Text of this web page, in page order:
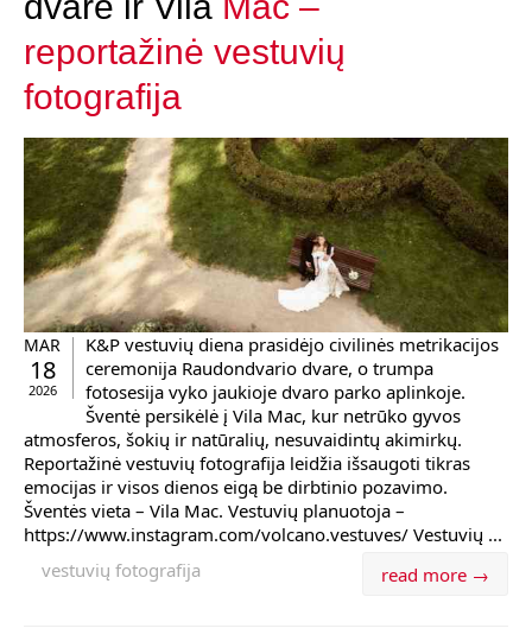
reportažinė vestuvių
fotografija
MAR
18
2026
K&P vestuvių diena prasidėjo civilinės metrikacijos
ceremonija Raudondvario dvare, o trumpa
fotosesija vyko jaukioje dvaro parko aplinkoje.
Šventė persikėlė į Vila Mac, kur netrūko gyvos
atmosferos, šokių ir natūralių, nesuvaidintų akimirkų.
Reportažinė vestuvių fotografija leidžia išsaugoti tikras
emocijas ir visos dienos eigą be dirbtinio pozavimo.
Šventės vieta – Vila Mac. Vestuvių planuotoja –
https://www.instagram.com/volcano.vestuves/ Vestuvių ...
read more →
vestuvių fotografija